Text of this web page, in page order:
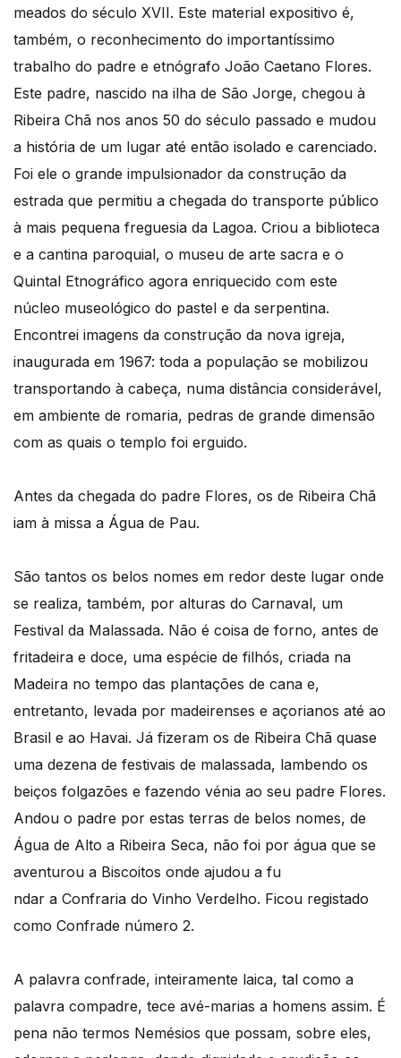
meados do século XVII. Este material expositivo é,
também, o reconhecimento do importantíssimo
trabalho do padre e etnógrafo João Caetano Flores.
Este padre, nascido na ilha de São Jorge, chegou à
Ribeira Chã nos anos 50 do século passado e mudou
a história de um lugar até então isolado e carenciado.
Foi ele o grande impulsionador da construção da
estrada que permitiu a chegada do transporte público
à mais pequena freguesia da Lagoa. Criou a biblioteca
e a cantina paroquial, o museu de arte sacra e o
Quintal Etnográfico agora enriquecido com este
núcleo museológico do pastel e da serpentina.
Encontrei imagens da construção da nova igreja,
inaugurada em 1967: toda a população se mobilizou
transportando à cabeça, numa distância considerável,
em ambiente de romaria, pedras de grande dimensão
com as quais o templo foi erguido.
Antes da chegada do padre Flores, os de Ribeira Chã
iam à missa a Água de Pau.
São tantos os belos nomes em redor deste lugar onde
se realiza, também, por alturas do Carnaval, um
Festival da Malassada. Não é coisa de forno, antes de
fritadeira e doce, uma espécie de filhós, criada na
Madeira no tempo das plantações de cana e,
entretanto, levada por madeirenses e açorianos até ao
Brasil e ao Havai. Já fizeram os de Ribeira Chã quase
uma dezena de festivais de malassada, lambendo os
beiços folgazões e fazendo vénia ao seu padre Flores.
Andou o padre por estas terras de belos nomes, de
Água de Alto a Ribeira Seca, não foi por água que se
aventurou a Biscoitos onde ajudou a fu
ndar a Confraria do Vinho Verdelho. Ficou registado
como Confrade número 2.
A palavra confrade, inteiramente laica, tal como a
palavra compadre, tece avé-marias a homens assim. É
pena não termos Nemésios que possam, sobre eles,